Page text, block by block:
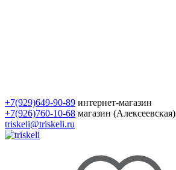
+7(929)649-90-89 интернет-магазин
+7(926)760-10-68 магазин (Алексеевская)
triskeli@triskeli.ru